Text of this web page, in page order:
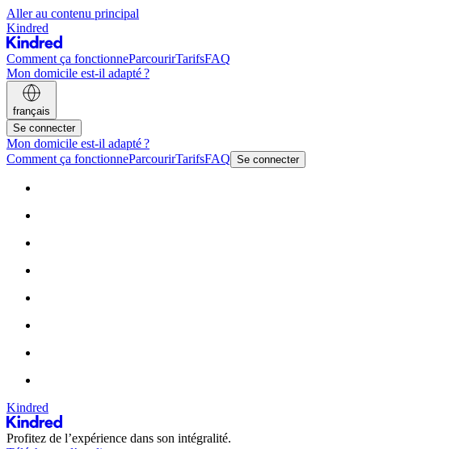
Aller au contenu principal
Kindred
Comment ça fonctionneParcourirTarifsFAQ
Mon domicile est-il adapté ?
français
Se connecter
Mon domicile est-il adapté ?
Comment ça fonctionneParcourirTarifsFAQ Se connecter
Kindred
Profitez de l’expérience dans son intégralité.